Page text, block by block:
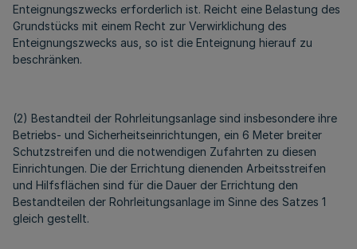
Enteignungszwecks erforderlich ist. Reicht eine Belastung des
Grundstücks mit einem Recht zur Verwirklichung des
Enteignungszwecks aus, so ist die Enteignung hierauf zu
beschränken.
(2) Bestandteil der Rohrleitungsanlage sind insbesondere ihre
Betriebs- und Sicherheitseinrichtungen, ein 6 Meter breiter
Schutzstreifen und die notwendigen Zufahrten zu diesen
Einrichtungen. Die der Errichtung dienenden Arbeitsstreifen
und Hilfsflächen sind für die Dauer der Errichtung den
Bestandteilen der Rohrleitungsanlage im Sinne des Satzes 1
gleich gestellt.